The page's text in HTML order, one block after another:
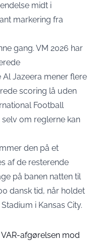
midt i
markering fra
gang. VM 2026 har
Al Jazeera mener flere
scoring lå uden
Football
om reglerne kan
den på et
af de resterende
på banen natten til
dansk tid, når holdet
i Kansas City.
afgørelsen mod